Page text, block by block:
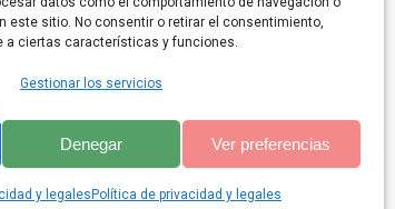
este sitio. No consentir o retirar el consentimiento,
a ciertas características y funciones.
Gestionar los servicios
Denegar Ver preferencias
y legales Política de privacidad y legales